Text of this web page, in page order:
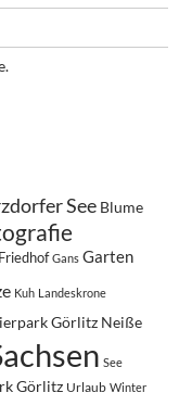
See Blume
Friedhof Gans Garten
Kuh Landeskrone
Görlitz Neiße
See
Görlitz Urlaub Winter